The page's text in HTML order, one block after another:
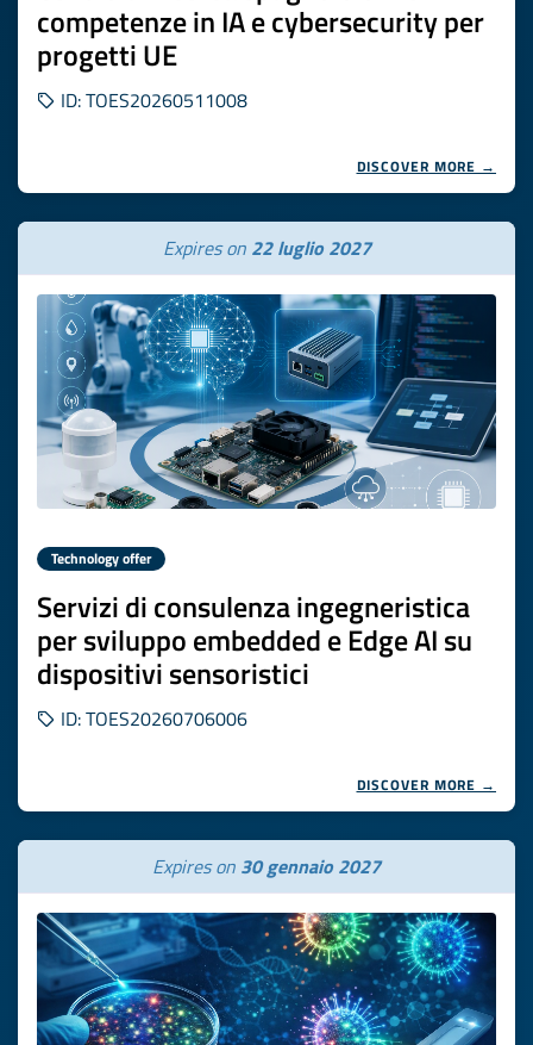
competenze in IA e cybersecurity per
progetti UE
ID: TOES20260511008
DISCOVER MORE →
Expires on 22 luglio 2027
Technology offer
Servizi di consulenza ingegneristica
per sviluppo embedded e Edge AI su
dispositivi sensoristici
ID: TOES20260706006
DISCOVER MORE →
Expires on 30 gennaio 2027